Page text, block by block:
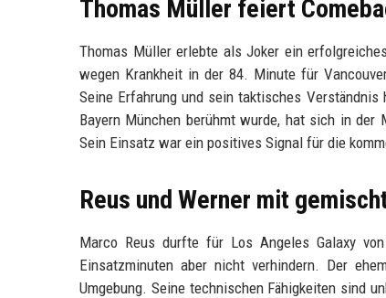
Thomas Müller feiert
Thomas Müller erlebte als Joker ein
wegen Krankheit in der 84. Minute für
Seine Erfahrung und sein taktisches
Bayern München berühmt wurde, hat sich in
Sein Einsatz war ein positives Signal für die
Reus und Werner mit
Marco Reus durfte für Los Angeles Galaxy
Einsatzminuten aber nicht verhindern. Der
Umgebung. Seine technischen Fähigkeiten sind